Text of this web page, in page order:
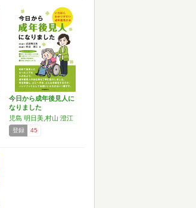
今日から成年後見人に
なりました
児島 明日美,村山 澄江
登録 45